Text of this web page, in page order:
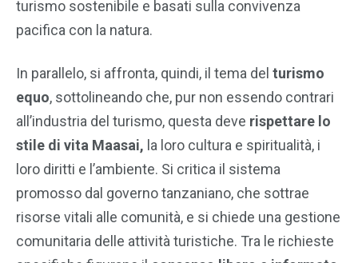
turismo sostenibile e basati sulla convivenza
pacifica con la natura.
In parallelo, si affronta, quindi, il tema del turismo
equo, sottolineando che, pur non essendo contrari
all’industria del turismo, questa deve rispettare lo
stile di vita Maasai, la loro cultura e spiritualità, i
loro diritti e l’ambiente. Si critica il sistema
promosso dal governo tanzaniano, che sottrae
risorse vitali alle comunità, e si chiede una gestione
comunitaria delle attività turistiche. Tra le richieste